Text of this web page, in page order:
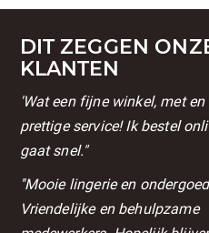
DIT ZEGGEN
KLANTEN
'Wat een fijne winkel, met en
prettige service! Ik bestel
gaat snel."
''Mooie lingerie en
Vriendelijke en behulpzame